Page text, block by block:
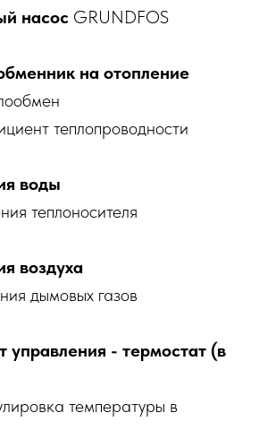
насос GRUNDFOS
на отопление
теплопроводности
воды
теплоносителя
воздуха
дымовых газов
управления - термостат (в
температуры в